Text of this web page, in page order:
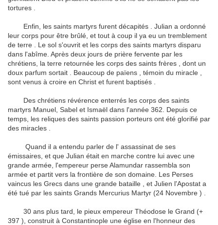
tortures .
Enfin, les saints martyrs furent décapités .
Julian a ordonné
leur corps pour être brûlé, et tout à coup il ya eu un tremblement
de terre .
Le sol s'ouvrit et les corps des saints martyrs disparu
dans l'abîme. Après deux jours de prière fervente par les
chrétiens, la terre retournée les corps des saints frères , dont un
doux parfum sortait .
Beaucoup de païens , témoin du miracle ,
sont venus à croire en Christ et furent baptisés .
Des chrétiens révérence enterrés les corps des saints
martyrs Manuel, Sabel et Ismaël dans l'année 362.
Depuis ce
temps, les reliques des saints passion porteurs ont été glorifié par
des miracles .
Quand il a entendu parler de l' assassinat de ses
émissaires, et que Julian était en marche contre lui avec une
grande armée, l'empereur perse Alamundar rassembla son
armée et partit vers la frontière de son domaine. Les Perses
vaincus les Grecs dans une grande bataille , et Julien l'Apostat a
été tué par les saints Grands Mercurius Martyr (24 Novembre ) .
30 ans plus tard, le pieux empereur Théodose le Grand (+
397 ), construit à Constantinople une église en l'honneur des